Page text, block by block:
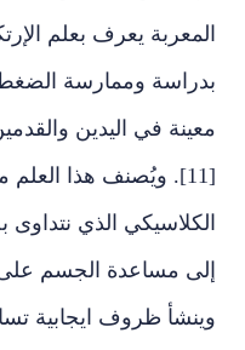
بدراسة وممارسة
معينة في اليدين
[11]. ويُصنف هذا
إلى مساعدة الجسم على
وينشأ ظروف ايجابية